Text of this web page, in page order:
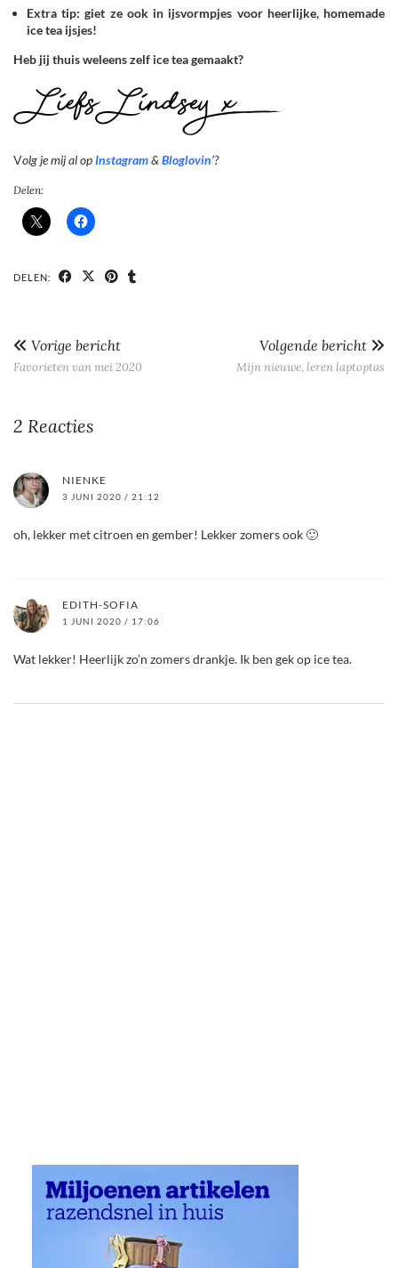
Extra tip: giet ze ook in ijsvormpjes voor heerlijke, homemade
ice tea ijsjes!
Heb jij thuis weleens zelf ice tea gemaakt?
Volg je mij al opInstagram& Bloglovin’?
Delen:
DELEN:
Vorige bericht
Favorieten van mei 2020
Volgende bericht
Mijn nieuwe, leren laptoptas
2 Reacties
NIENKE
3 JUNI 2020 / 21:12
oh, lekker met citroen en gember! Lekker zomers ook 🙂
EDITH-SOFIA
1 JUNI 2020 / 17:06
Wat lekker! Heerlijk zo’n zomers drankje. Ik ben gek op ice tea.